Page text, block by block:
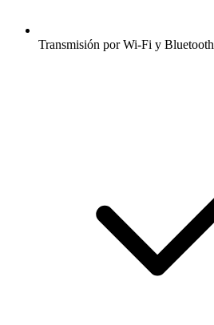
Transmisión por Wi-Fi y Bluetooth